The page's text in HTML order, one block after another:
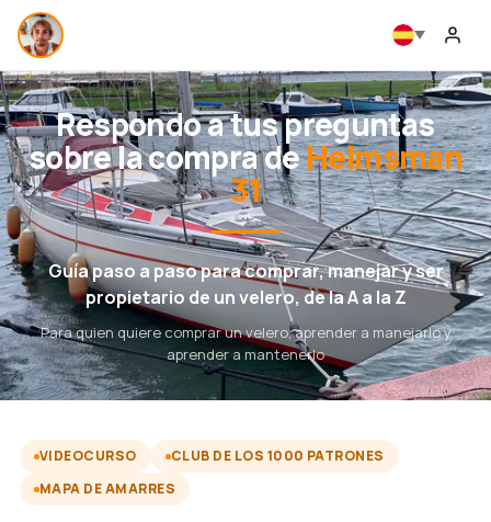
Respondo a tus preguntas
sobre la compra deHelmsman
31
Guía paso a paso para comprar, manejar y ser
propietario de un velero, de la A a la Z
Para quien quiere comprar un velero, aprender a manejarlo y
aprender a mantenerlo
VIDEOCURSO
CLUB DE LOS 1000 PATRONES
MAPA DE AMARRES